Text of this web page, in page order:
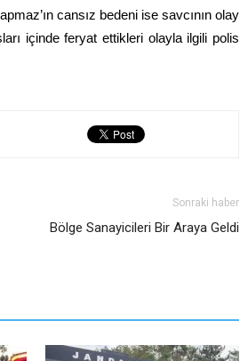
cansız bedeni ise savcının olay
içinde feryat ettikleri olayla ilgili polis
Sonraki haber
Bölge Sanayicileri Bir Araya Geldi